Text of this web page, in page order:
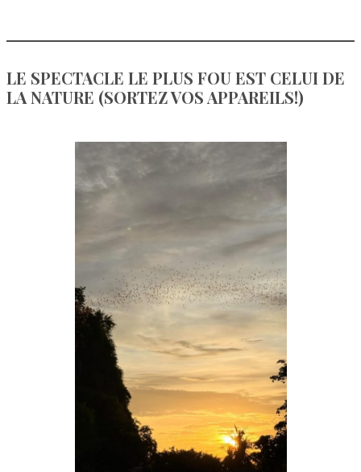
LE SPECTACLE LE PLUS FOU EST CELUI DE
LA NATURE (SORTEZ VOS APPAREILS!)